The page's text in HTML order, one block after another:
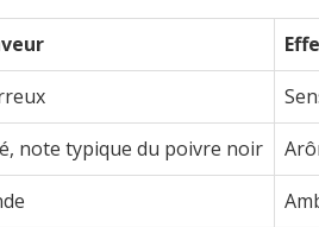
note typique du poivre noir